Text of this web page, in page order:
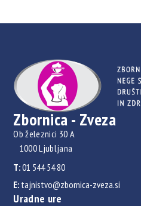
Zbornica - Zveza
Ob železnici 30 A
1000 Ljubljana
T:01 544 54 80
E: tajnistvo@zbornica-zveza.si
Uradne ure